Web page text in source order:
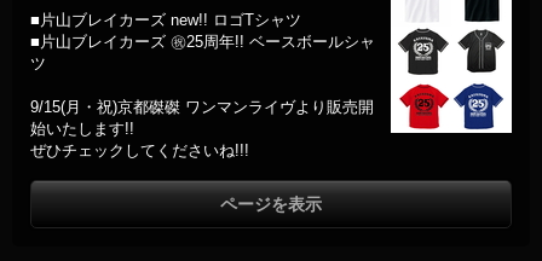
■片山ブレイカーズ new!! ロゴTシャツ
■片山ブレイカーズ ㊗️25周年!! ベースボールシャ
ツ
9/15(月・祝)京都磔磔 ワンマンライヴより販売開
始いたします!!
ぜひチェックしてくださいね!!!
ページを表示